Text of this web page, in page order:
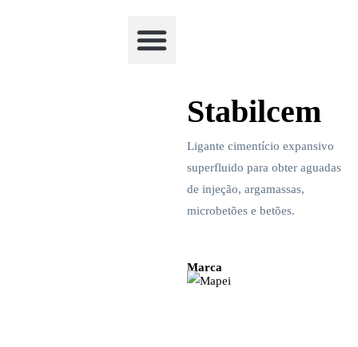
Stabilcem
Ligante cimentício expansivo
superfluido para obter aguadas
de injeção, argamassas,
microbetões e betões.
Marca